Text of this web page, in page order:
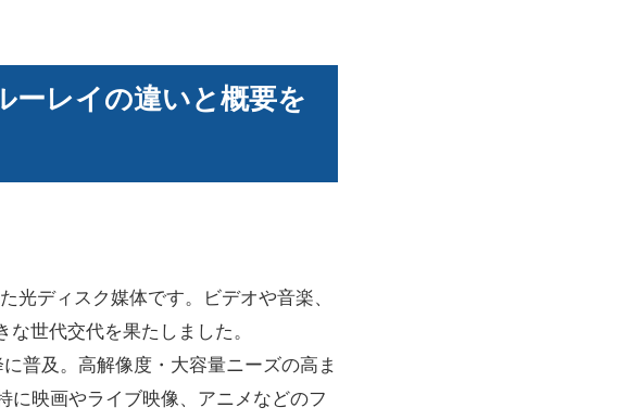
ーレイの違いと概要を
光ディスク媒体です。ビデオや音楽、
世代交代を果たしました。
普及。高解像度・大容量ニーズの高ま
に映画やライブ映像、アニメなどのフ